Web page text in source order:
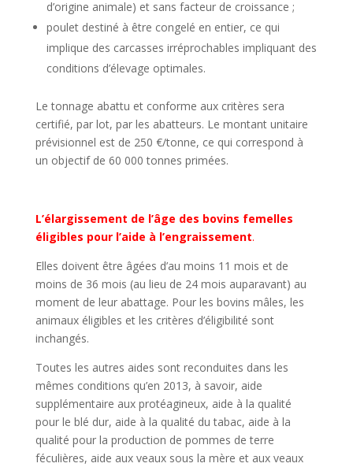
d’origine animale) et sans facteur de croissance ;
poulet destiné à être congelé en entier, ce qui
implique des carcasses irréprochables impliquant des
conditions d’élevage optimales.
Le tonnage abattu et conforme aux critères sera
certifié, par lot, par les abatteurs. Le montant unitaire
prévisionnel est de 250 €/tonne, ce qui correspond à
un objectif de 60 000 tonnes primées.
L’élargissement de l’âge des bovins femelles
éligibles pour l’aide à l’engraissement.
Elles doivent être âgées d’au moins 11 mois et de
moins de 36 mois (au lieu de 24 mois auparavant) au
moment de leur abattage. Pour les bovins mâles, les
animaux éligibles et les critères d’éligibilité sont
inchangés.
Toutes les autres aides sont reconduites dans les
mêmes conditions qu’en 2013, à savoir, aide
supplémentaire aux protéagineux, aide à la qualité
pour le blé dur, aide à la qualité du tabac, aide à la
qualité pour la production de pommes de terre
féculières, aide aux veaux sous la mère et aux veaux